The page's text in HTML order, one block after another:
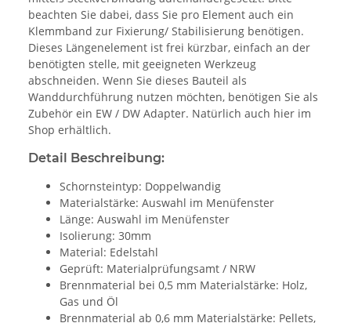
beachten Sie dabei, dass Sie pro Element auch ein
Klemmband zur Fixierung/ Stabilisierung benötigen.
Dieses Längenelement ist frei kürzbar, einfach an der
benötigten stelle, mit geeigneten Werkzeug
abschneiden. Wenn Sie dieses Bauteil als
Wanddurchführung nutzen möchten, benötigen Sie als
Zubehör ein EW / DW Adapter. Natürlich auch hier im
Shop erhältlich.
Detail Beschreibung:
Schornsteintyp: Doppelwandig
Materialstärke: Auswahl im Menüfenster
Länge: Auswahl im Menüfenster
Isolierung: 30mm
Material: Edelstahl
Geprüft: Materialprüfungsamt / NRW
Brennmaterial bei 0,5 mm Materialstärke: Holz,
Gas und Öl
Brennmaterial ab 0,6 mm Materialstärke: Pellets,